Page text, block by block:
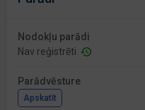
Nodokļu parādi
Nav reģistrēti
Parādvēsture
Apskatīt